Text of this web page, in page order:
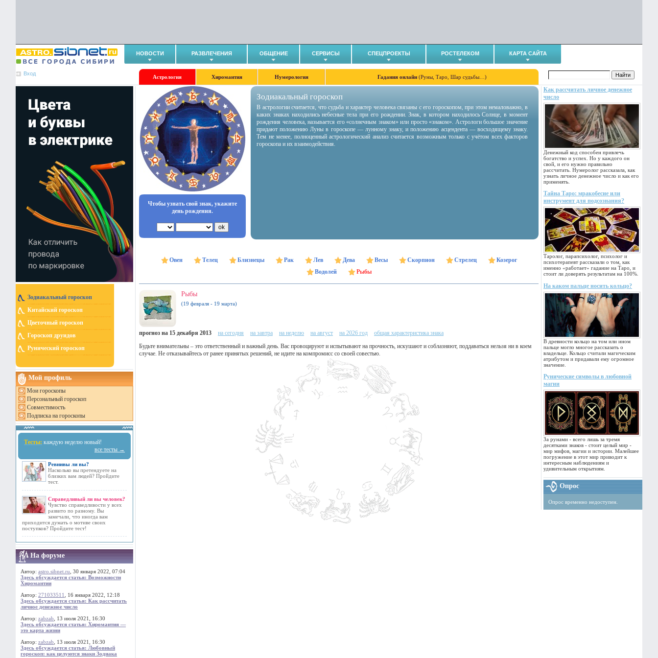
НОВОСТИ РАЗВЛЕЧЕНИЯ ОБЩЕНИЕ СЕРВИСЫ СПЕЦПРОЕКТЫ РОСТЕЛЕКОМ КАРТА САЙТА
Вход
Астрология Хиромантия Нумерология Гадания онлайн (Руны, Таро, Шар судьбы…)
Зодиакальный гороскоп
Китайский гороскоп
Цветочный гороскоп
Гороскоп друидов
Рунический гороскоп
Мой профиль
Мои гороскопы
Персональный гороскоп
Совместимость
Подписка на гороскопы
Тесты: каждую неделю новый!
все тесты →
Ревнивы ли вы?
Насколько вы претендуете на
близких вам людей? Пройдите
тест.
Справедливый ли вы человек?
Чувство справедливости у всех
развито по разному. Вы
замечали, что иногда вам
приходится думать о мотиве своих
поступков? Пройдите тест!
На форуме
Автор: astro.sibnet.ru , 30 января 2022, 07:04
Здесь обсуждается статья: Возможности
Хиромантии
Автор: 271033511
, 16 января 2022, 12:18
Здесь обсуждается статья: Как рассчитать
личное денежное число
Автор: zabzab , 13 июля 2021, 16:30
Здесь обсуждается статья: Хиромантия —
это карта жизни
Автор: zabzab , 13 июля 2021, 16:30
Здесь обсуждается статья: Любовный
гороскоп: как целуются знаки Зодиака
Как рассчитать личное денежное
число
Денежный код способен привлечь
богатство и успех. Но у каждого он
свой, и его нужно правильно
рассчитать. Нумеролог рассказала, как
узнать личное денежное число и как его
применять.
Тайна Таро: мракобесие или
инструмент для подсознания?
Таролог, парапсихолог, психолог и
психотерапевт рассказали о том, как
именно «работает» гадание на Таро, и
стоит ли доверять результатам на 100%.
На каком пальце носить кольцо?
В древности кольцо на том или ином
пальце могло многое рассказать о
владельце. Кольцо считали магическим
атрибутом и придавали ему огромное
значение.
Рунические символы в любовной
магии
За рунами - всего лишь за тремя
десятками знаков - стоит целый мир -
мир мифов, магии и истории. Малейшее
погружение в этот мир приводит к
интересным наблюдениям и
удивительным открытиям.
Опрос
Опрос временно недоступен.
Чтобы узнать свой знак, укажите
день рождения.
Зодиакальный гороскоп
В астрологии считается, что судьба и характер человека связаны с его гороскопом, при этом немаловажно, в
каких знаках находились небесные тела при его рождении. Знак, в котором находилось Солнце, в момент
рождения человека, называется его «солнечным знаком» или просто «знаком». Астрологи большое значение
придают положению Луны в гороскопе — лунному знаку, и положению асцендента — восходящему знаку.
Тем не менее, полноценный астрологический анализ считается возможным только с учётом всех факторов
гороскопа и их взаимодействия.
Овен Телец Близнецы Рак Лев Дева Весы Скорпион Стрелец
Козерог
Водолей
Рыбы
Рыбы
(19 февраля - 19 марта)
прогноз на 15 декабря 2013 на сегодня на завтра на неделю на август на 2026 год
общая характеристика знака
Будьте внимательны – это ответственный и важный день. Вас провоцируют и испытывают на прочность, искушают и соблазняют, поддаваться нельзя ни в коем
случае. Не отказывайтесь от ранее принятых решений, не идите на компромисс со своей совестью.